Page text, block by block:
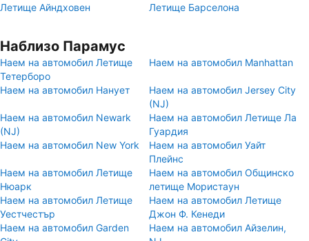
Летище Айндховен
Летище Барселона
Наблизо Парамус
Наем на автомобил Летище
Тетерборо
Наем на автомобил Manhattan
Наем на автомобил Нанует
Наем на автомобил Jersey City
(NJ)
Наем на автомобил Newark
(NJ)
Наем на автомобил Летище Ла
Гуардия
Наем на автомобил New York
Наем на автомобил Уайт
Плейнс
Наем на автомобил Летище
Нюарк
Наем на автомобил Общинско
летище Мористаун
Наем на автомобил Летище
Уестчестър
Наем на автомобил Летище
Джон Ф. Кенеди
Наем на автомобил Garden
Наем на автомобил Айзелин,